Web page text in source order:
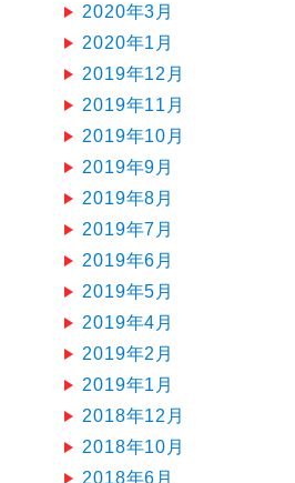
2020年3月
2020年1月
2019年12月
2019年11月
2019年10月
2019年9月
2019年8月
2019年7月
2019年6月
2019年5月
2019年4月
2019年2月
2019年1月
2018年12月
2018年10月
2018年6月